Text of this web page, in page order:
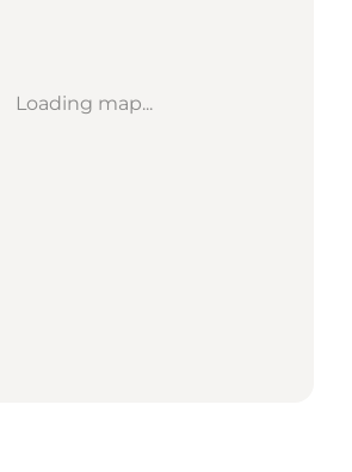
Loading map...